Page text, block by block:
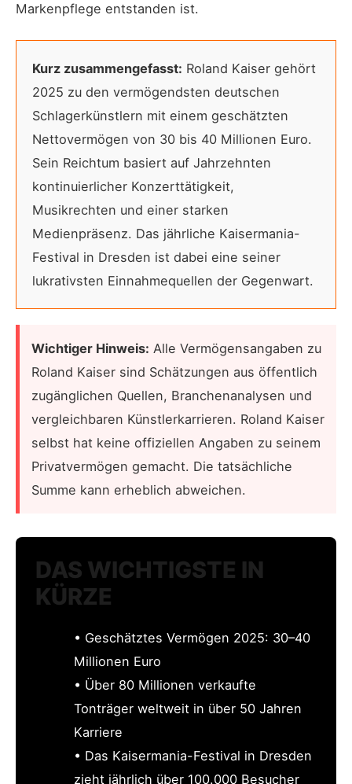
Markenpflege entstanden ist.
Kurz zusammengefasst: Roland Kaiser gehört
2025 zu den vermögendsten deutschen
Schlagerkünstlern mit einem geschätzten
Nettovermögen von 30 bis 40 Millionen Euro.
Sein Reichtum basiert auf Jahrzehnten
kontinuierlicher Konzerttätigkeit,
Musikrechten und einer starken
Medienpräsenz. Das jährliche Kaisermania-
Festival in Dresden ist dabei eine seiner
lukrativsten Einnahmequellen der Gegenwart.
Wichtiger Hinweis: Alle Vermögensangaben zu
Roland Kaiser sind Schätzungen aus öffentlich
zugänglichen Quellen, Branchenanalysen und
vergleichbaren Künstlerkarrieren. Roland Kaiser
selbst hat keine offiziellen Angaben zu seinem
Privatvermögen gemacht. Die tatsächliche
Summe kann erheblich abweichen.
DAS WICHTIGSTE IN
KÜRZE
• Geschätztes Vermögen 2025: 30–40
Millionen Euro
• Über 80 Millionen verkaufte
Tonträger weltweit in über 50 Jahren
Karriere
• Das Kaisermania-Festival in Dresden
zieht jährlich über 100.000 Besucher